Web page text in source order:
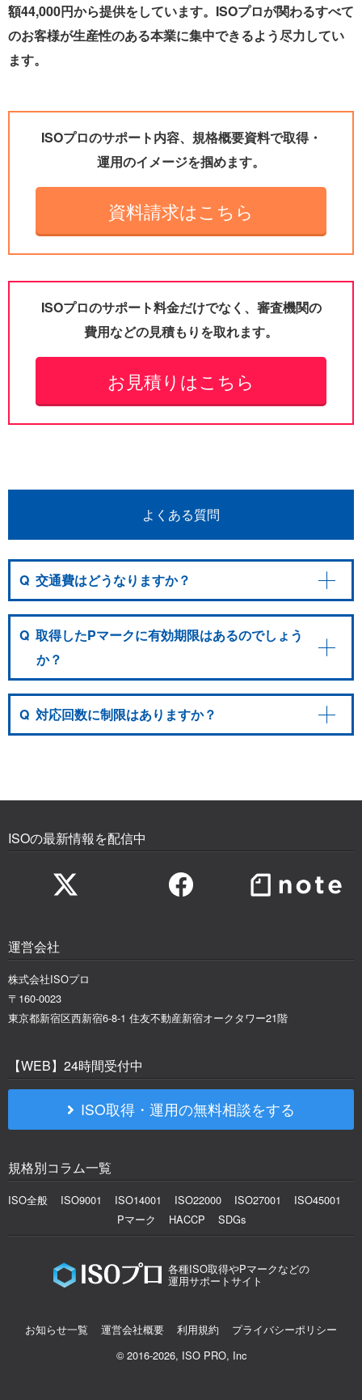
額44,000円から提供をしています。ISOプロが関わるすべて
のお客様が生産性のある本業に集中できるよう尽力してい
ます。
ISOプロのサポート内容、規格概要資料で取得・
運用のイメージを掴めます。
資料請求はこちら
ISOプロのサポート料金だけでなく、審査機関の
費用などの見積もりを取れます。
お見積りはこちら
よくある質問
Q 交通費はどうなりますか？
Q 取得したPマークに有効期限はあるのでしょう
か？
Q 対応回数に制限はありますか？
ISOの最新情報を配信中
運営会社
株式会社ISOプロ
〒160-0023
東京都新宿区西新宿6-8-1 住友不動産新宿オークタワー21階
【WEB】24時間受付中
ISO取得・運用の無料相談をする
規格別コラム一覧
ISO全般 ISO9001 ISO14001 ISO22000 ISO27001
ISO45001
Pマーク
HACCP SDGs
各種ISO取得やPマークなどの
運用サポートサイト
お知らせ一覧 運営会社概要 利用規約
プライバシーポリシー
© 2016-2026, ISO PRO, Inc